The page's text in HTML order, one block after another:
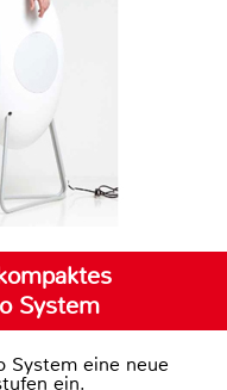
System
eine neue
ein.